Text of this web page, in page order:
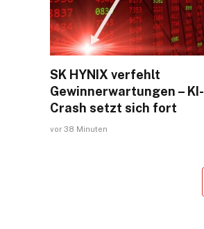
SK HYNIX verfehlt
Gewinnerwartungen – KI-
Crash setzt sich fort
vor 38 Minuten